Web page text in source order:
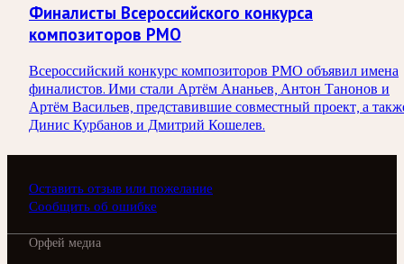
Финалисты Всероссийского конкурса
композиторов РМО
Всероссийский конкурс композиторов РМО объявил имена
финалистов. Ими стали Артём Ананьев, Антон Танонов и
Артём Васильев, представившие совместный проект, а
Динис Курбанов и Дмитрий Кошелев.
Оставить отзыв или пожелание
Сообщить об ошибке
Орфей медиа